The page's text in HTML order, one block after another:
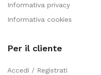
Informativa privacy
Informativa cookies
Per il cliente
Accedi / Registrati